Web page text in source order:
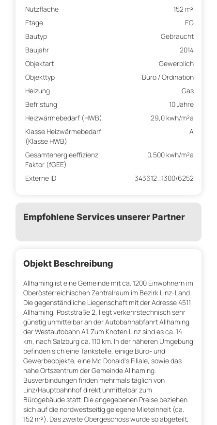
Nutzfläche
152 m²
Etage
EG
Bautyp
Gebraucht
Baujahr
2014
Objektart
Gewerblich
Objekttyp
Büro / Ordination
Heizung
Gas
Befristung
10 Jahre
Heizwärmebedarf (HWB)
29,0 kwh/m²a
Klasse Heizwärmebedarf
(Klasse HWB)
A
Gesamtenergieeffizienz
Faktor (fGEE)
0,500 kwh/m²a
Externe ID 343612_1300/6252
Empfohlene Services unserer Partner
Objekt Beschreibung
Allhaming ist eine Gemeinde mit ca. 1200 Einwohnern im
Oberösterreichischen Zentralraum im Bezirk Linz-Land.
Die gegenständliche Liegenschaft mit der Adresse 4511
Allhaming, Poststraße 2, liegt verkehrstechnisch sehr
günstig unmittelbar an der Autobahnabfahrt Allhaming
der Westautobahn A1. Zum Knoten Linz sind es ca. 14
km, nach Salzburg ca. 110 km. In der näheren Umgebung
befinden sich eine Tankstelle, einige Büro- und
Gewerbeobjekte, eine Mc Donald‘s Filiale, sowie das
nahe Ortszentrum der Gemeinde Allhaming.
Busverbindungen finden mehrmals täglich von
Linz/Hauptbahnhof direkt unmittelbar zum
Bürogebäude statt. Die angegebenen Preise beziehen
sich auf die nordwestseitig gelegene Mieteinheit (ca.
152 m²). Das zweite Obergeschoss wurde so abgeteilt,